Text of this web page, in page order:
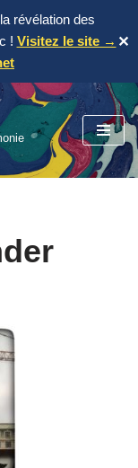
révélation des
! Visitez le site → ✕